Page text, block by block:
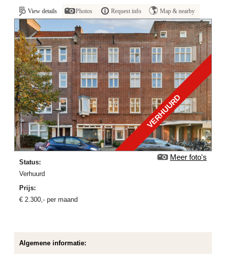
View details Photos Request info Map & nearby
VERHUURD
Meer foto's
Status:
verhuurd
Prijs:
€ 2.300 ,- per maand
Algemene informatie: